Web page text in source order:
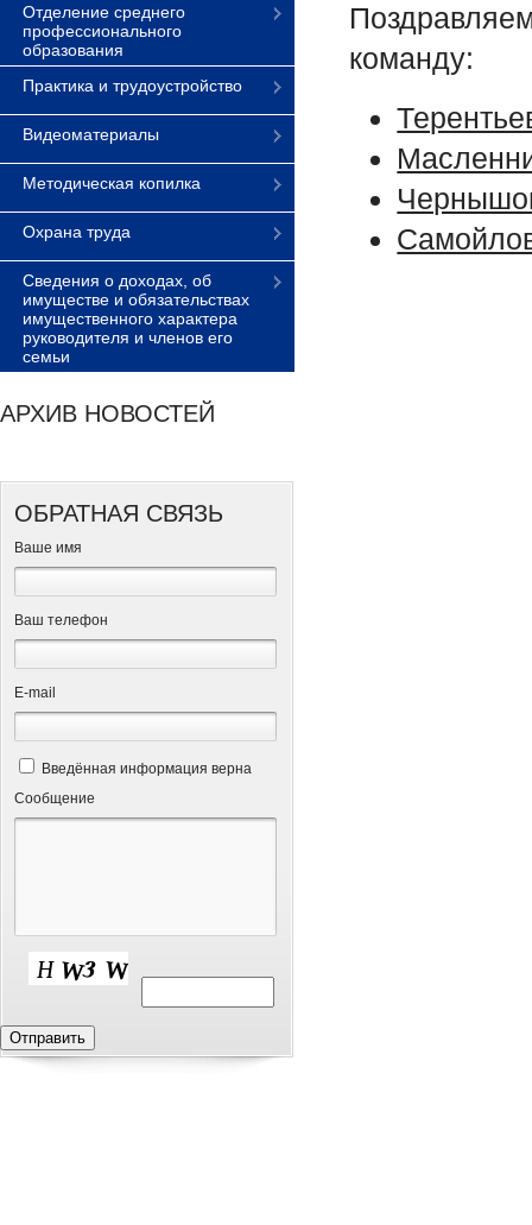
Отделение среднего
профессионального
образования
Практика и трудоустройство
Видеоматериалы
Методическая копилка
Охрана труда
Сведения о доходах, об
имуществе и обязательствах
имущественного характера
руководителя и членов его
семьи
АРХИВ НОВОСТЕЙ
ОБРАТНАЯ СВЯЗЬ
Ваше имя
Ваш телефон
Е-mail
Введённая информация верна
Сообщение
команду: